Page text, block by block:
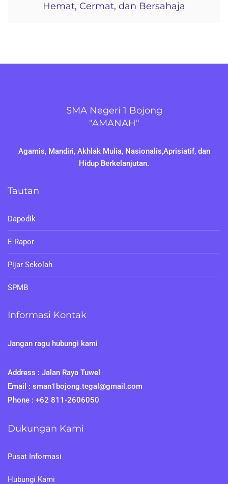
Hemat, Cermat, dan Bersahaja
SMA Negeri 1 Bojong
"AMANAH"
Agamis, Mandiri, Akhlak Mulia, Nasionalis,Aprisiatif, dan
Hidup Berkelanjutan.
Tautan
Dapodik
E-Rapor
Pijar Sekolah
SPMB
Informasi Kontak
Jangan ragu hubungi kami
Address : Jalan Raya Tuwel
Email : sman1bojong.tegal@gmail.com
Phone : +62 811-2606050
Dukungan Kami
Pusat Informasi
Hubungi Kami